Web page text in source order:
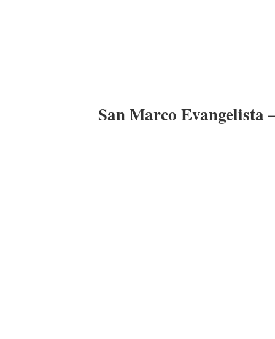
San Marco Evangelista